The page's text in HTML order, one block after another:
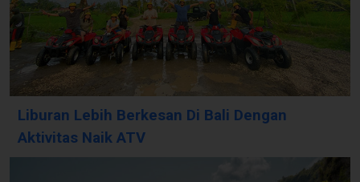
Liburan Lebih Berkesan Di Bali Dengan
Aktivitas Naik ATV